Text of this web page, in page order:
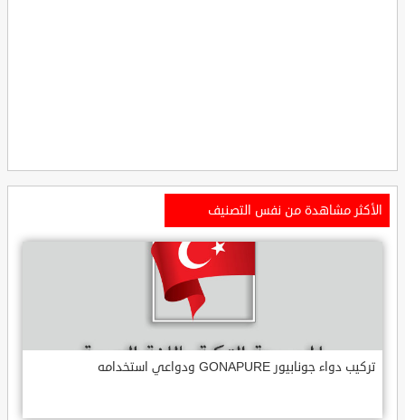
الأكثر مشاهدة من نفس التصنيف
تركيب دواء جونابيور GONAPURE ودواعي استخدامه